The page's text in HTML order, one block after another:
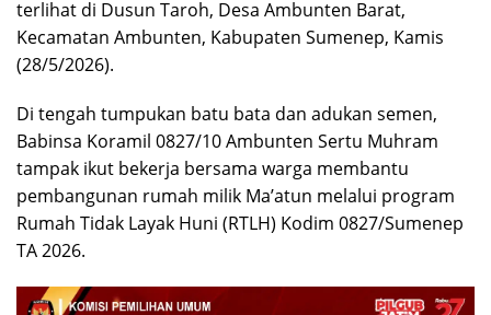
terlihat di Dusun Taroh, Desa Ambunten Barat,
Kecamatan Ambunten, Kabupaten Sumenep, Kamis
(28/5/2026).
Di tengah tumpukan batu bata dan adukan semen,
Babinsa Koramil 0827/10 Ambunten Sertu Muhram
tampak ikut bekerja bersama warga membantu
pembangunan rumah milik Ma’atun melalui program
Rumah Tidak Layak Huni (RTLH) Kodim 0827/Sumenep
TA 2026.